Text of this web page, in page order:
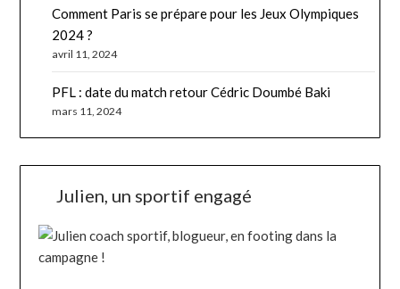
Comment Paris se prépare pour les Jeux Olympiques
2024 ?
avril 11, 2024
PFL : date du match retour Cédric Doumbé Baki
mars 11, 2024
Julien, un sportif engagé